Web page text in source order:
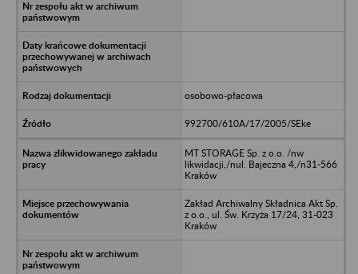
osobowo-płacowa
992700/610A/17/2005/SEke
MT STORAGE Sp. z o.o. /nw
likwidacji,/nul. Bajeczna 4,/n31-566
Kraków
Zakład Archiwalny Składnica Akt Sp.
z o.o., ul. Św. Krzyża 17/24, 31-023
Kraków